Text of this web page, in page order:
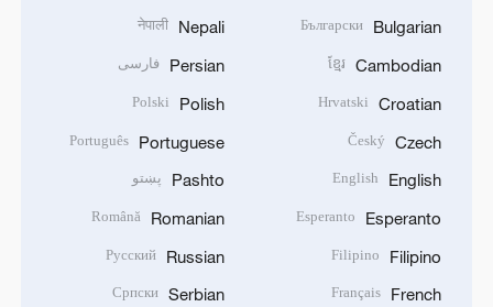
Bulgarian
Български
Cambodian
ខ្មែរ
Croatian
Hrvatski
Czech
Český
English
English
Esperanto
Esperanto
Filipino
Filipino
French
Français
Nepali
नेपाली
Persian فارسی
Polish
Polski
Portuguese
Português
Pashto پښتو
Romanian
Română
Russian
Русский
Serbian
Српски